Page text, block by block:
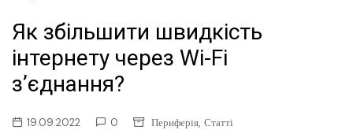
Як збільшити швидкість
інтернету через Wi-Fi
з’єднання?
19.09.2022 0 Периферія, Статті